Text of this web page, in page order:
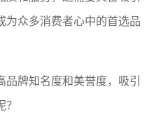
众多消费者心中的首选品
牌知名度和美誉度，吸引